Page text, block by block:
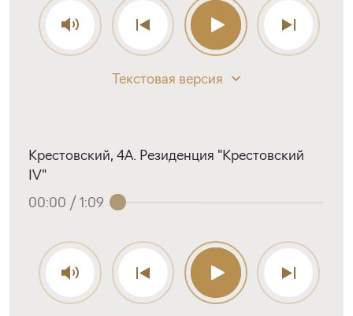
Текстовая версия
Крестовский, 4А. Резиденция "Крестовский
IV"
00:00 / 1:09